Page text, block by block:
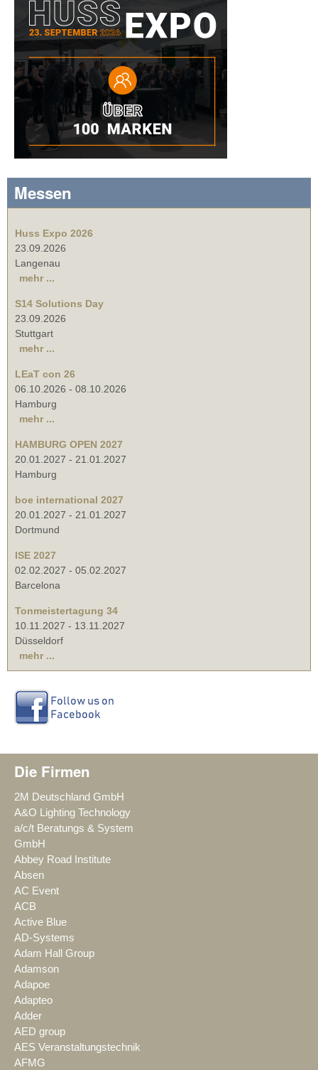
Messen
Huss Expo 2026
23.09.2026
Langenau
mehr ...
S14 Solutions Day
23.09.2026
Stuttgart
mehr ...
LEaT con 26
06.10.2026 - 08.10.2026
Hamburg
mehr ...
HAMBURG OPEN 2027
20.01.2027 - 21.01.2027
Hamburg
boe international 2027
20.01.2027 - 21.01.2027
Dortmund
ISE 2027
02.02.2027 - 05.02.2027
Barcelona
Tonmeistertagung 34
10.11.2027 - 13.11.2027
Düsseldorf
mehr ...
Die Firmen
2M Deutschland GmbH
A&O Lighting Technology
a/c/t Beratungs & System
GmbH
Abbey Road Institute
Absen
AC Event
ACB
Active Blue
AD-Systems
Adam Hall Group
Adamson
Adapoe
Adapteo
Adder
AED group
AES Veranstaltungstechnik
AFMG